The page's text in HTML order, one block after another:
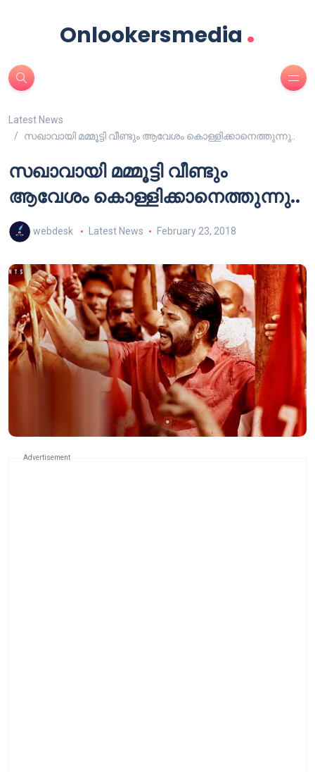
Onlookersmedia .
Latest News
സഖാവായി മമ്മൂട്ടി വീണ്ടും ആവേശം കൊള്ളിക്കാനെത്തുന്നു..
സഖാവായി മമ്മൂട്ടി വീണ്ടും
ആവേശം കൊള്ളിക്കാനെത്തുന്നു..
webdesk Latest News February 23, 2018
Advertisement